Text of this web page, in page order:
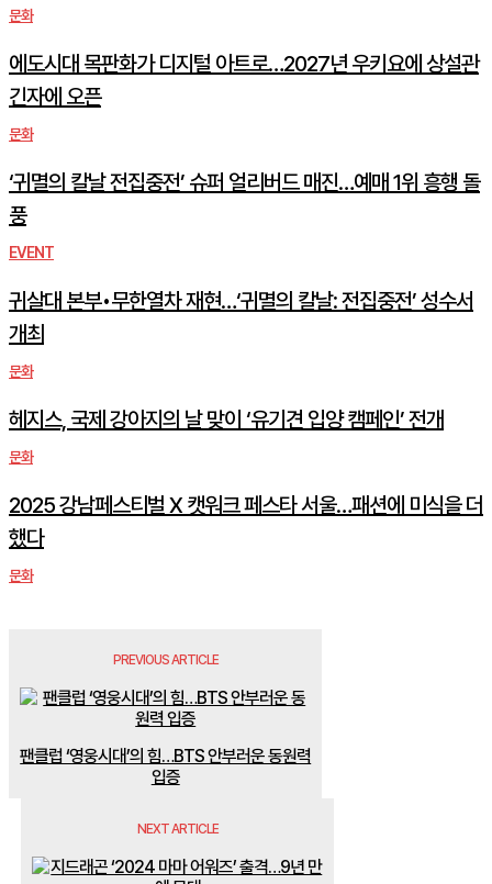
문화
에도시대 목판화가 디지털 아트로…2027년 우키요에 상설관
긴자에 오픈
문화
‘귀멸의 칼날 전집중전’ 슈퍼 얼리버드 매진…예매 1위 흥행 돌
풍
EVENT
귀살대 본부•무한열차 재현…‘귀멸의 칼날: 전집중전’ 성수서
개최
문화
헤지스, 국제 강아지의 날 맞이 ‘유기견 입양 캠페인’ 전개
문화
2025 강남페스티벌 X 캣워크 페스타 서울…패션에 미식을 더
했다
문화
PREVIOUS ARTICLE
팬클럽 ‘영웅시대’의 힘…BTS 안부러운 동원력
입증
NEXT ARTICLE